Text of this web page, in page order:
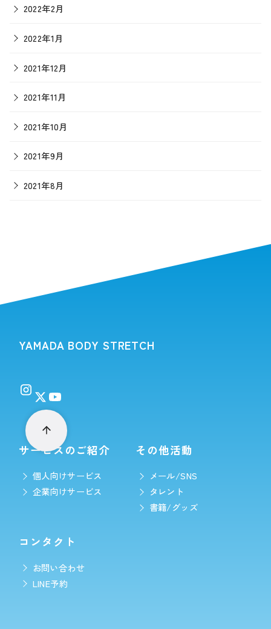
2022年2月
2022年1月
2021年12月
2021年11月
2021年10月
2021年9月
2021年8月
YAMADA BODY STRETCH
サービスのご紹介
個人向けサービス
企業向けサービス
その他活動
メール/SNS
タレント
書籍/グッズ
コンタクト
お問い合わせ
LINE予約